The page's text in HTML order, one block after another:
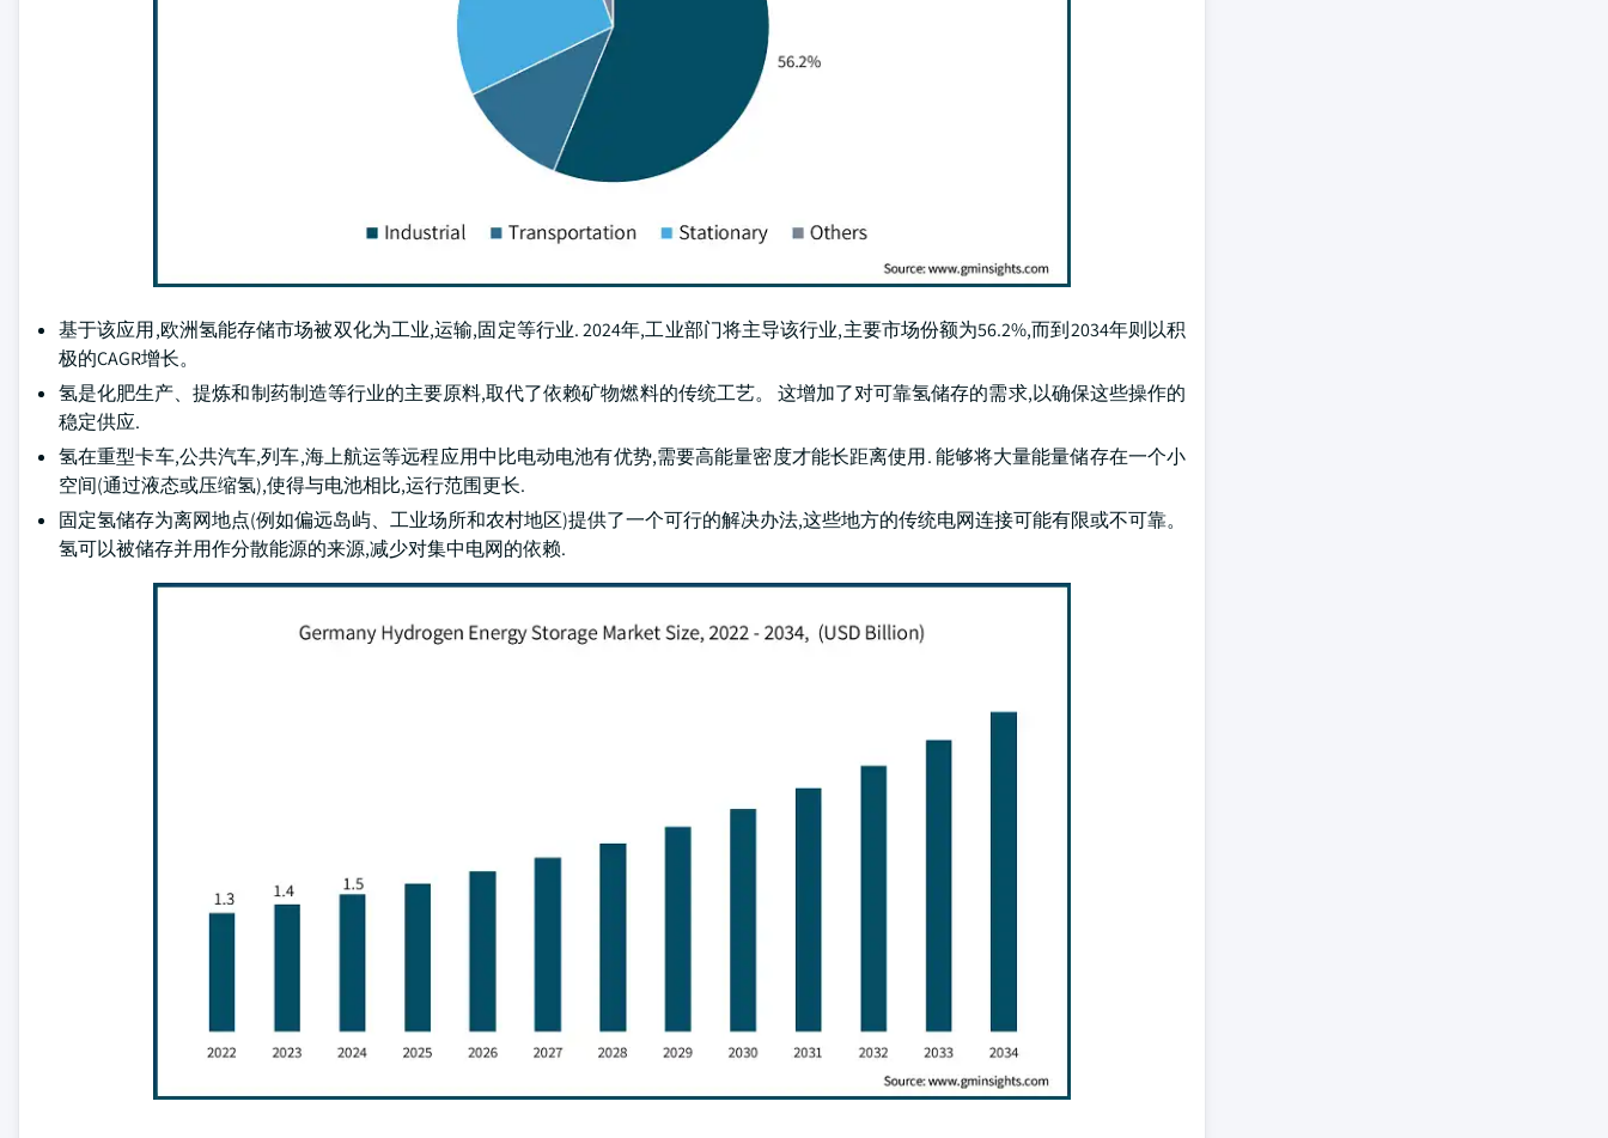
基于该应用,欧洲氢能存储市场被双化为工业,运输,固定等行业. 2024年,工业部门将主导该行业,主要市场份额为56.2%,而到2034年则以积
极的CAGR增长。
氢是化肥生产、提炼和制药制造等行业的主要原料,取代了依赖矿物燃料的传统工艺。 这增加了对可靠氢储存的需求,以确保这些操作的
稳定供应.
氢在重型卡车,公共汽车,列车,海上航运等远程应用中比电动电池有优势,需要高能量密度才能长距离使用. 能够将大量能量储存在一个小
空间(通过液态或压缩氢),使得与电池相比,运行范围更长.
固定氢储存为离网地点(例如偏远岛屿、工业场所和农村地区)提供了一个可行的解决办法,这些地方的传统电网连接可能有限或不可靠。
氢可以被储存并用作分散能源的来源,减少对集中电网的依赖.